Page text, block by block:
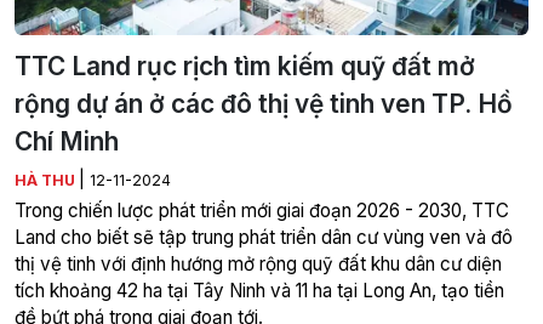
TTC Land rục rịch tìm kiếm quỹ đất mở
rộng dự án ở các đô thị vệ tinh ven TP. Hồ
Chí Minh
HÀ THU 12-11-2024
Trong chiến lược phát triển mới giai đoạn 2026 - 2030, TTC
Land cho biết sẽ tập trung phát triển dân cư vùng ven và đô
thị vệ tinh với định hướng mở rộng quỹ đất khu dân cư diện
tích khoảng 42 ha tại Tây Ninh và 11 ha tại Long An, tạo tiền
đề bứt phá trong giai đoạn tới.